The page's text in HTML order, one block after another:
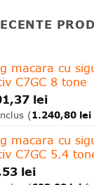
macara cu
C7GC 8 tone
lei
(1.240,80 lei
macara cu
C7GC 5.4
lei